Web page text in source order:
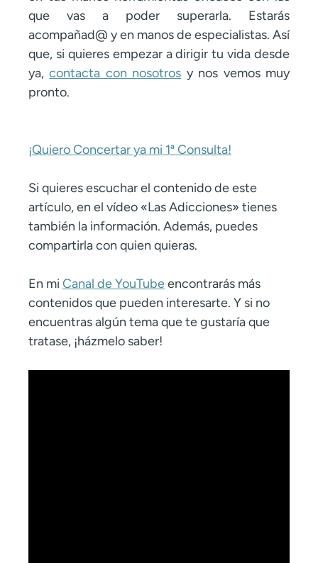
que vas a poder superarla. Estarás
acompañad@ y en manos de especialistas. Así
que, si quieres empezar a dirigir tu vida desde
ya,contacta con nosotros y nos vemos muy
pronto.
¡Quiero Concertar ya mi 1ª Consulta!
Si quieres escuchar el contenido de este
artículo, en el vídeo «Las Adicciones» tienes
también la información. Además, puedes
compartirla con quien quieras.
En mi Canal de YouTubeencontrarás más
contenidos que pueden interesarte. Y si no
encuentras algún tema que te gustaría que
tratase, ¡házmelo saber!